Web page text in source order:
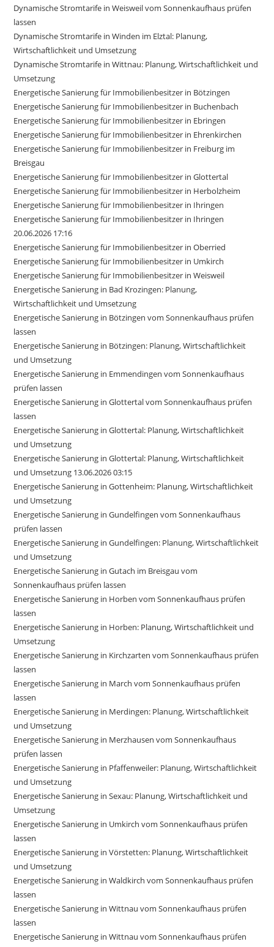
Dynamische Stromtarife in Weisweil vom Sonnenkaufhaus prüfen
lassen
Dynamische Stromtarife in Winden im Elztal: Planung,
Wirtschaftlichkeit und Umsetzung
Dynamische Stromtarife in Wittnau: Planung, Wirtschaftlichkeit und
Umsetzung
Energetische Sanierung für Immobilienbesitzer in Bötzingen
Energetische Sanierung für Immobilienbesitzer in Buchenbach
Energetische Sanierung für Immobilienbesitzer in Ebringen
Energetische Sanierung für Immobilienbesitzer in Ehrenkirchen
Energetische Sanierung für Immobilienbesitzer in Freiburg im
Breisgau
Energetische Sanierung für Immobilienbesitzer in Glottertal
Energetische Sanierung für Immobilienbesitzer in Herbolzheim
Energetische Sanierung für Immobilienbesitzer in Ihringen
Energetische Sanierung für Immobilienbesitzer in Ihringen
20.06.2026 17:16
Energetische Sanierung für Immobilienbesitzer in Oberried
Energetische Sanierung für Immobilienbesitzer in Umkirch
Energetische Sanierung für Immobilienbesitzer in Weisweil
Energetische Sanierung in Bad Krozingen: Planung,
Wirtschaftlichkeit und Umsetzung
Energetische Sanierung in Bötzingen vom Sonnenkaufhaus prüfen
lassen
Energetische Sanierung in Bötzingen: Planung, Wirtschaftlichkeit
und Umsetzung
Energetische Sanierung in Emmendingen vom Sonnenkaufhaus
prüfen lassen
Energetische Sanierung in Glottertal vom Sonnenkaufhaus prüfen
lassen
Energetische Sanierung in Glottertal: Planung, Wirtschaftlichkeit
und Umsetzung
Energetische Sanierung in Glottertal: Planung, Wirtschaftlichkeit
und Umsetzung 13.06.2026 03:15
Energetische Sanierung in Gottenheim: Planung, Wirtschaftlichkeit
und Umsetzung
Energetische Sanierung in Gundelfingen vom Sonnenkaufhaus
prüfen lassen
Energetische Sanierung in Gundelfingen: Planung, Wirtschaftlichkeit
und Umsetzung
Energetische Sanierung in Gutach im Breisgau vom
Sonnenkaufhaus prüfen lassen
Energetische Sanierung in Horben vom Sonnenkaufhaus prüfen
lassen
Energetische Sanierung in Horben: Planung, Wirtschaftlichkeit und
Umsetzung
Energetische Sanierung in Kirchzarten vom Sonnenkaufhaus prüfen
lassen
Energetische Sanierung in March vom Sonnenkaufhaus prüfen
lassen
Energetische Sanierung in Merdingen: Planung, Wirtschaftlichkeit
und Umsetzung
Energetische Sanierung in Merzhausen vom Sonnenkaufhaus
prüfen lassen
Energetische Sanierung in Pfaffenweiler: Planung, Wirtschaftlichkeit
und Umsetzung
Energetische Sanierung in Sexau: Planung, Wirtschaftlichkeit und
Umsetzung
Energetische Sanierung in Umkirch vom Sonnenkaufhaus prüfen
lassen
Energetische Sanierung in Vörstetten: Planung, Wirtschaftlichkeit
und Umsetzung
Energetische Sanierung in Waldkirch vom Sonnenkaufhaus prüfen
lassen
Energetische Sanierung in Wittnau vom Sonnenkaufhaus prüfen
lassen
Energetische Sanierung in Wittnau vom Sonnenkaufhaus prüfen